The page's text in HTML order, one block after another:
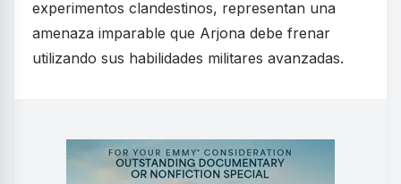
experimentos clandestinos, representan una
amenaza imparable que Arjona debe frenar
utilizando sus habilidades militares avanzadas.